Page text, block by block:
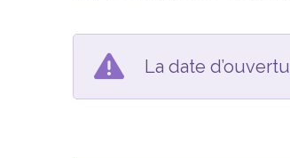
La date